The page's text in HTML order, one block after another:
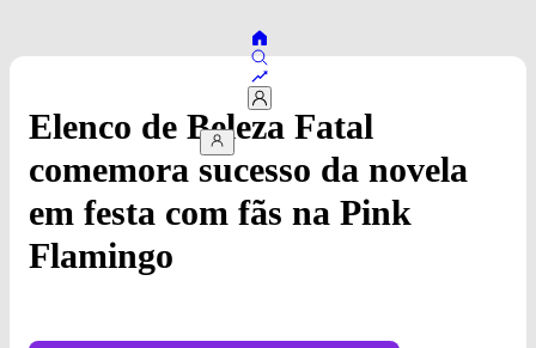
Elenco de Beleza Fatal
comemora sucesso da novela
em festa com fãs na Pink
Flamingo